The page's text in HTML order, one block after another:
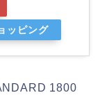
ッピング
1800